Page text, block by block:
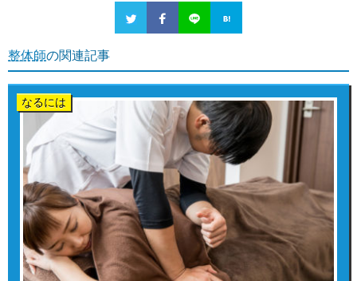
整体師の関連記事
なるには